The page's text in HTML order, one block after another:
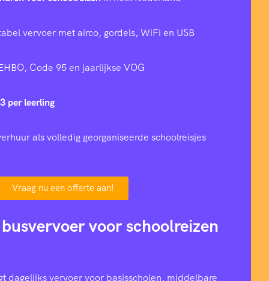
vervoer met airco, gordels, WiFi en USB
Code 95 en jaarlijkse VOG
per leerling
als volledig georganiseerde schoolreisjes
Vraag nu een offerte aan!
voor schoolreizen
dagelijks vervoer voor basisscholen, middelbare